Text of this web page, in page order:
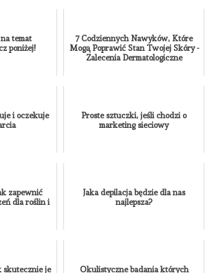
temat
poniżej!
7 Codziennych Nawyków, Które
Mogą Poprawić Stan Twojej Skóry -
Zalecenia Dermatologiczne
i oczekuje
Proste sztuczki, jeśli chodzi o
marketing sieciowy
zapewnić
dla roślin i
Jaka depilacja będzie dla nas
najlepsza?
skutecznie je
Okulistyczne badania których